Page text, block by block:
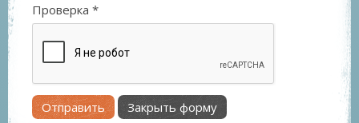
Проверка *
Отправить Закрыть форму